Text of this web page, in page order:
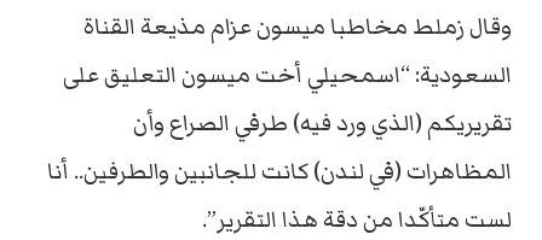
وقال زملط مخاطبا ميسون عزام مذيعة القناة
السعودية: “اسمحيلي أخت ميسون التعليق على
تقريريكم (الذي ورد فيه) طرفي الصراع وأن
المظاهرات (في لندن) كانت للجانبين والطرفين.. أنا
لست متأكّدا من دقة هذا التقرير”.